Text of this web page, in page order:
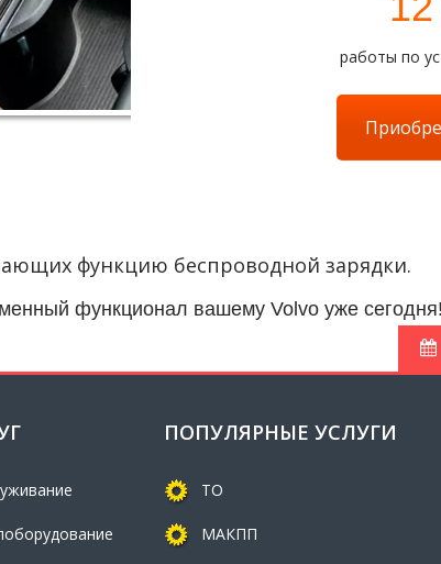
работы по
функцию беспроводной зарядки.
функционал вашему Volvo уже сегодня!
ПОПУЛЯРНЫЕ УСЛУГИ
ТО
МАКПП